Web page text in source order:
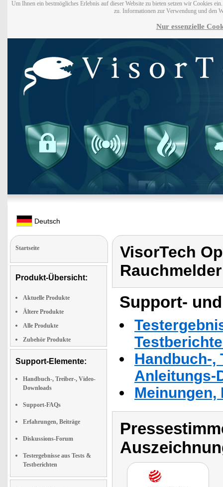
Um Ihnen ein bestmögliches Erlebnis auf dieser Website zu bieten setzen wir Cookies
zu. Informationen zur Verwendung und den
Nur essenzielle
Deutsch
Startseite
Produkt-Übersicht:
Aktuelle Produkte
Ältere Produkte
Alle Produkte
Zubehör Produkte
Support-Elemente:
Handbuch-, Treiber-, Video-
Downloads
Support-FAQs
Erfahrungen, Beiträge
Diskussions-Forum
Testergebnisse aus Tests &
Testberichten
VisorTech
Support-
Handbuch-,
Anleitungs-